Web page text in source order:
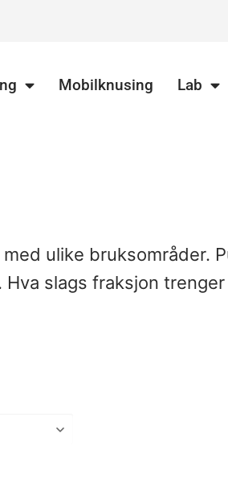
Mobilknusing Lab
ulike bruksområder.
slags fraksjon trenger